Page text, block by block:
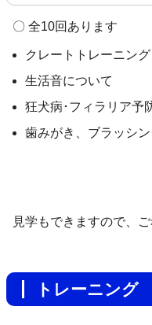
全10回あります
クレートトレーニング
生活音について
狂犬病･フィラリア予
歯みがき、ブラッ
見学もできますので、
トレーニング